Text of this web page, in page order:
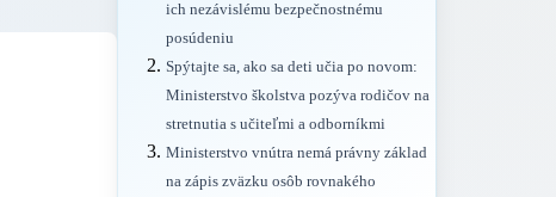
ich nezávislému bezpečnostnému
posúdeniu
Spýtajte sa, ako sa deti učia po novom:
Ministerstvo školstva pozýva rodičov na
stretnutia s učiteľmi a odborníkmi
Ministerstvo vnútra nemá právny základ
na zápis zväzku osôb rovnakého